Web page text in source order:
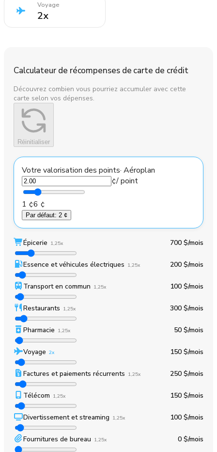
Voyage
2x
Calculateur de récompenses de carte de crédit
Découvrez combien vous pourriez accumuler avec cette
carte selon vos dépenses.
Réinitialiser
Votre valorisation des points· Aéroplan
¢/ point
1 ¢6 ¢
Par défaut: 2 ¢
Épicerie 1,25x 700 $/mois
Essence et véhicules électriques 1,25x 200 $/mois
Transport en commun 1,25x 100 $/mois
Restaurants 1,25x 300 $/mois
Pharmacie 1,25x 50 $/mois
Voyage 2x 150 $/mois
Factures et paiements récurrents 1,25x 250 $/mois
Télécom 1,25x 150 $/mois
Divertissement et streaming 1,25x 100 $/mois
Fournitures de bureau 1,25x 0 $/mois